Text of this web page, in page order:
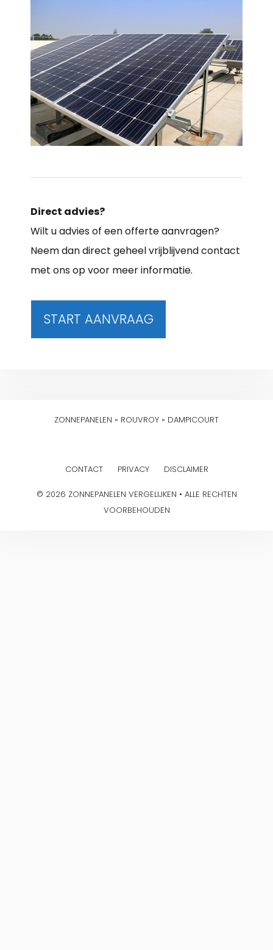
Direct advies?
Wilt u advies of een offerte aanvragen?
Neem dan direct geheel vrijblijvend contact
met ons op voor meer informatie.
START AANVRAAG
ZONNEPANELEN » ROUVROY » DAMPICOURT
CONTACT PRIVACY DISCLAIMER
© 2026 ZONNEPANELEN VERGELIJKEN • ALLE RECHTEN
VOORBEHOUDEN